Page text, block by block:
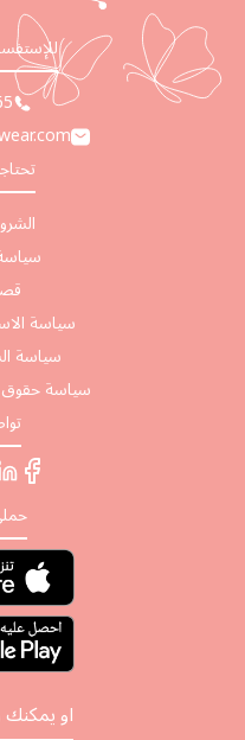
سياسة
سياسة
سياسة حقوق
او يمكنك